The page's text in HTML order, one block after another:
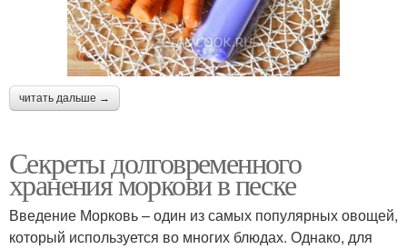
читать дальше →
Секреты долговременного
хранения моркови в песке
Введение Морковь – один из самых популярных овощей,
который используется во многих блюдах. Однако, для